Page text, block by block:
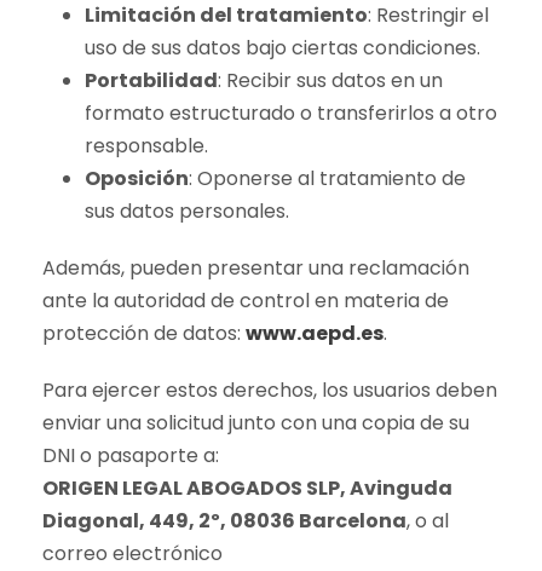
Limitación del tratamiento: Restringir el
uso de sus datos bajo ciertas condiciones.
Portabilidad: Recibir sus datos en un
formato estructurado o transferirlos a otro
responsable.
Oposición: Oponerse al tratamiento de
sus datos personales.
Además, pueden presentar una reclamación
ante la autoridad de control en materia de
protección de datos: www.aepd.es.
Para ejercer estos derechos, los usuarios deben
enviar una solicitud junto con una copia de su
DNI o pasaporte a:
ORIGEN LEGAL ABOGADOS SLP, Avinguda
Diagonal, 449, 2º, 08036 Barcelona, o al
correo electrónico